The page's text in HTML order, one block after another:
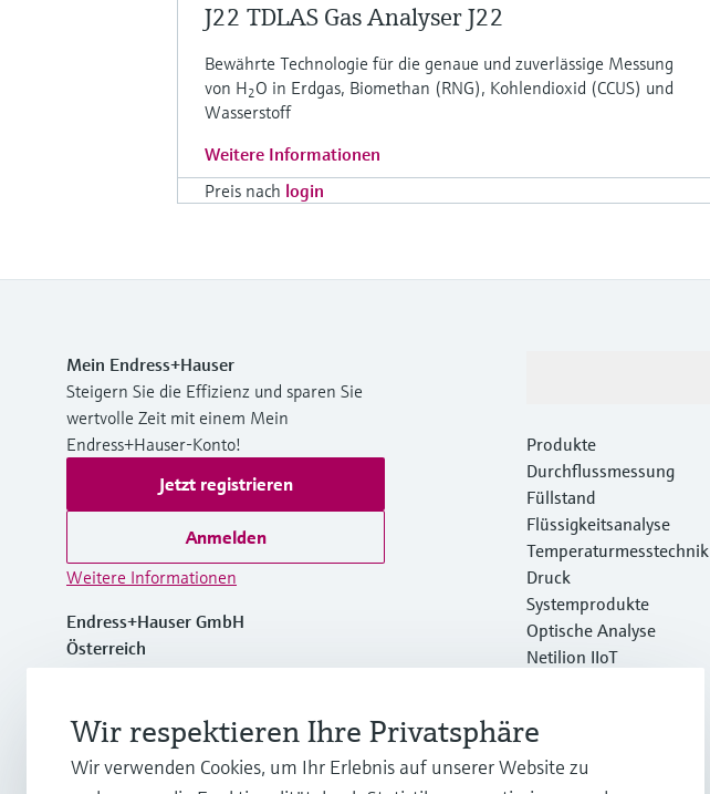
J22 TDLAS Gas Analyser J22
Bewährte Technologie für die genaue und zuverlässige Messung
von H2O in Erdgas, Biomethan (RNG), Kohlendioxid (CCUS) und
Wasserstoff
Weitere Informationen
Preis nach login
Mein Endress+Hauser
Steigern Sie die Effizienz und sparen Sie
wertvolle Zeit mit einem Mein
Endress+Hauser-Konto!
Jetzt registrieren
Anmelden
Weitere Informationen
Endress+Hauser GmbH
Österreich
info.at@endress.com
Produkte
Durchflussmessung
Füllstand
Flüssigkeitsanalyse
Temperaturmesstechnik
Druck
Systemprodukte
Optische Analyse
Netilion IIoT
Online Tools
Dienstleistungen
Wir respektieren Ihre Privatsphäre
Wir verwenden Cookies, um Ihr Erlebnis auf unserer Website zu